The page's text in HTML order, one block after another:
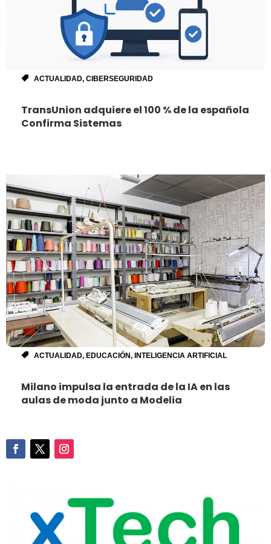
ACTUALIDAD, CIBERSEGURIDAD
TransUnion adquiere el 100 % de la española
Confirma Sistemas
ACTUALIDAD, EDUCACIÓN, INTELIGENCIA ARTIFICIAL
Milano impulsa la entrada de la IA en las
aulas de moda junto a Modelia